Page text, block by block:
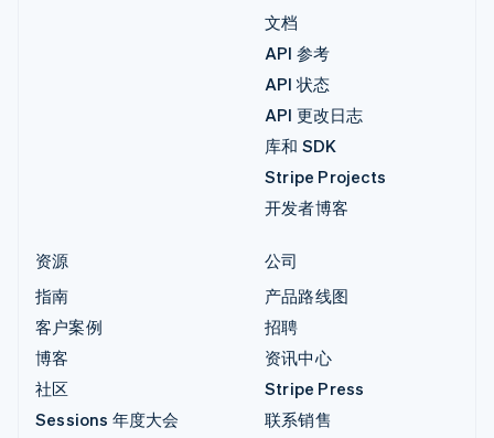
文档
API 参考
API 状态
API 更改日志
库和 SDK
Stripe Projects
开发者博客
资源
指南
客户案例
博客
社区
Sessions 年度大会
公司
产品路线图
招聘
资讯中心
Stripe Press
联系销售